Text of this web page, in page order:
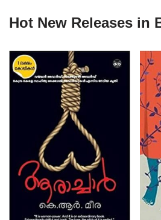
Hot New Releases in